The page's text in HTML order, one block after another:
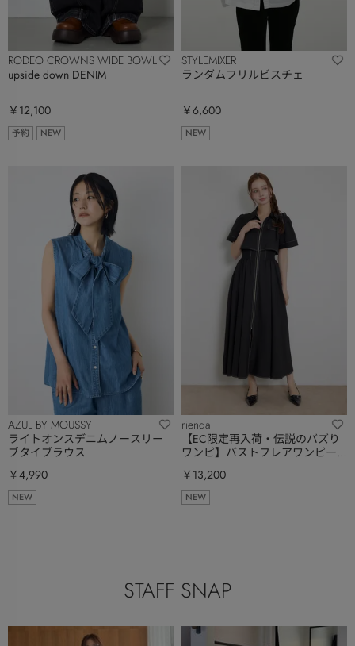
RODEO CROWNS WIDE BOWL
upside down DENIM
￥12,100
予約 NEW
STYLEMIXER
ランダムフリルビスチェ
￥6,600
NEW
AZUL BY MOUSSY
ライトオンスデニムノースリー
ブタイブラウス
￥4,990
NEW
rienda
【EC限定再入荷・伝説のバズり
ワンピ】バストフレアワンピー
￥13,200
NEW
STAFF SNAP